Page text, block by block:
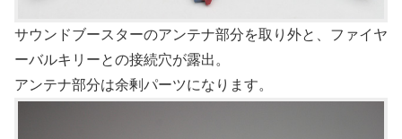
サウンドブースターのアンテナ部分を取り外と、ファイヤ
ーバルキリーとの接続穴が露出。
アンテナ部分は余剰パーツになります。